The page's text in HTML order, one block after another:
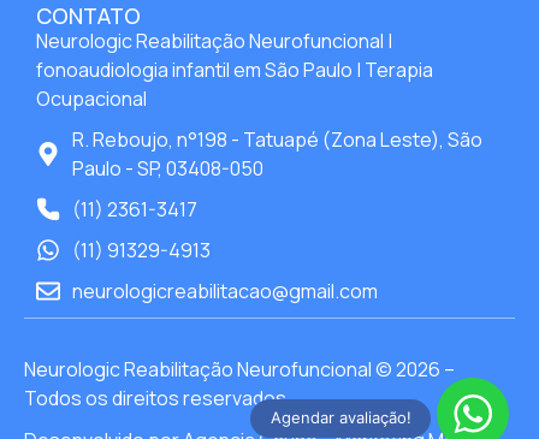
CONTATO
Neurologic Reabilitação Neurofuncional |
fonoaudiologia infantil em São Paulo | Terapia
Ocupacional
R. Reboujo, n°198 - Tatuapé (Zona Leste), São
Paulo - SP, 03408-050
(11) 2361-3417
(11) 91329-4913
neurologicreabilitacao@gmail.com
Agendar avaliação!
Neurologic Reabilitação Neurofuncional © 2026 –
Todos os direitos reservados